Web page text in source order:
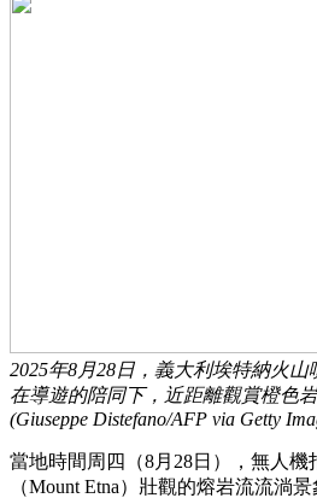
2025年8月28日，義大利埃特納火
在導遊的陪同下，近距離觀賞橙色
(Giuseppe Distefano/AFP via Getty
當地時間周四（8月28日），無人
（Mount Etna）壯觀的熔岩流流淌